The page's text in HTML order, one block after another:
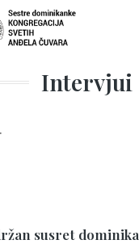
Intervjui
susret